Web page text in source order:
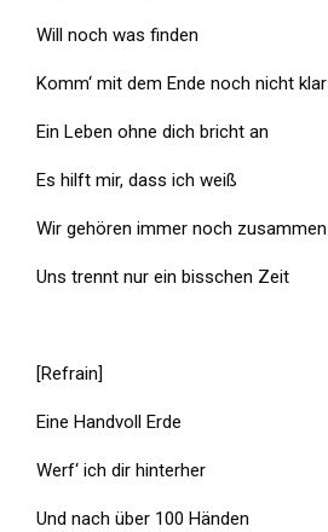
Will noch was finden
Komm‘ mit dem Ende noch nicht klar
Ein Leben ohne dich bricht an
Es hilft mir, dass ich weiß
Wir gehören immer noch zusammen
Uns trennt nur ein bisschen Zeit
[Refrain]
Eine Handvoll Erde
Werf‘ ich dir hinterher
Und nach über 100 Händen